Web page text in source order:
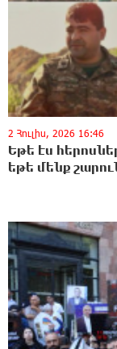
2 Հուլիս, 2026 16:46
Եթե էս
եթե մենք